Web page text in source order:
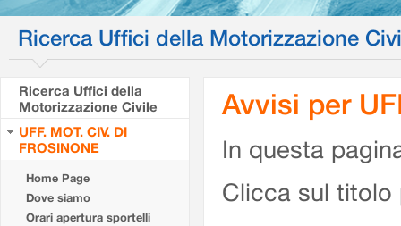
Ricerca Uffici della Motorizzazione
Ricerca Uffici della
Motorizzazione Civile
UFF. MOT. CIV. DI
FROSINONE
Home Page
Dove siamo
Orari apertura sportelli
Avvisi per
In questa
Clicca sul titolo